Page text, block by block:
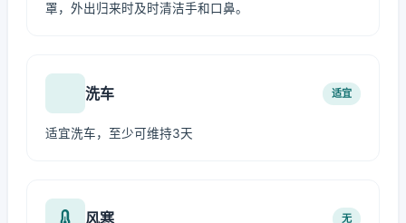
罩，外出归来时及时清洁手和口鼻。
洗车 适宜
适宜洗车，至少可维持3天
风寒 无